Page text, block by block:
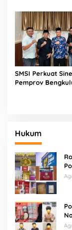
Pokja Newsroom
SMSI Perkuat
Pemprov
Hukum